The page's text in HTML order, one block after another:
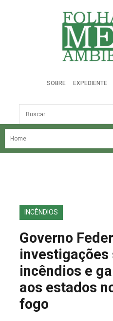
Folha do
SOBRE EXPEDIENTE
Busca
NOSSA HISTÓRIA
EDIÇÕES ANTERIORES
FALE CONOSCO
INCÊNDIOS
Governo
investigações
incêndios e
aos estados
fogo